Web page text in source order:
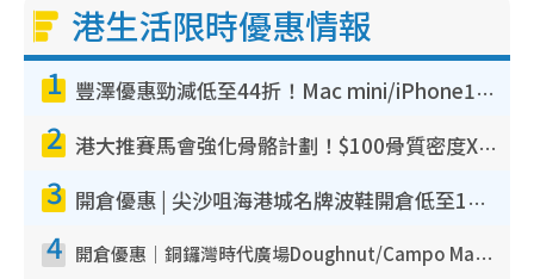
港生活限時優惠情報
1 豐澤優惠勁減低至44折！Mac mini/iPhone17Pro大減價！廚房家電$220起
2 港大推賽馬會強化骨骼計劃！$100骨質密度X光檢查 完成免費運動訓練送超市禮券！附參加資格
3 開倉優惠 | 尖沙咀海港城名牌波鞋開倉低至1折！On鞋$899起／Joy&Peace鞋履$98起
4 開倉優惠｜銅鑼灣時代廣場Doughnut/Campo Marzio開倉低至1折！背囊、書包、手袋劈價$200起